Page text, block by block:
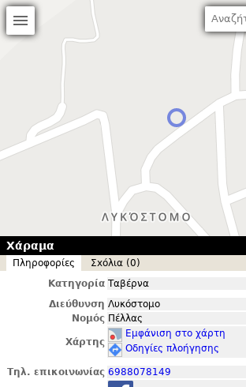
Χάραμα
Πληροφορίες
Σxόλια (0)
Κατηγορία Ταβέρνα
Διεύθυνση Λυκόστομο
Νομός Πέλλας
Χάρτης
Εμφάνιση στο χάρτη
Οδηγίες πλοήγησης
Τηλ. επικοινωνίας 6988078149